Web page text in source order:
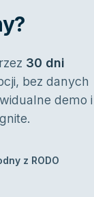
30 dni
bez danych
demo i
z RODO